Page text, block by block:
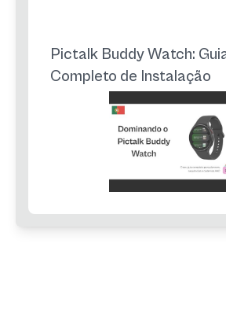
Pictalk Buddy Watch:
Completo de Instalação